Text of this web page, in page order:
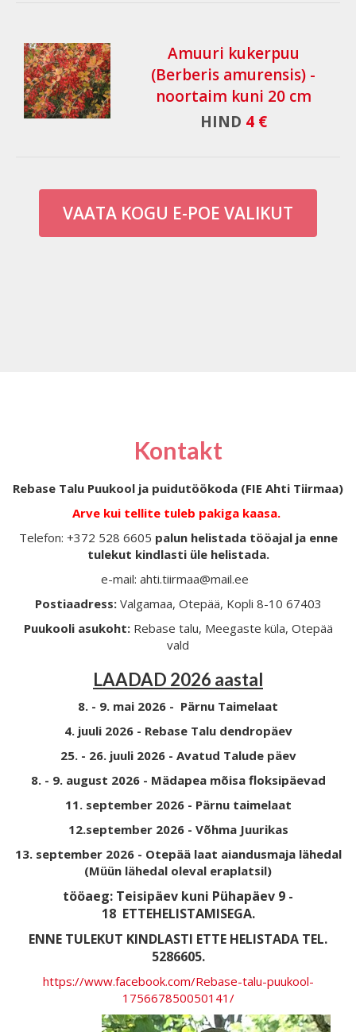
Amuuri kukerpuu
(Berberis amurensis) -
noortaim kuni 20 cm
HIND 4 €
VAATA KOGU E-POE VALIKUT
Kontakt
Rebase Talu Puukool ja puidutöökoda (FIE Ahti Tiirmaa)
Arve kui tellite tuleb pakiga kaasa.
Telefon: +372 528 6605 palun helistada tööajal ja enne
tulekut kindlasti üle helistada.
e-mail: ahti.tiirmaa@mail.ee
Postiaadress: Valgamaa, Otepää, Kopli 8-10 67403
Puukooli asukoht: Rebase talu, Meegaste küla, Otepää
vald
LAADAD 2026 aastal
8. - 9. mai 2026 - Pärnu Taimelaat
4. juuli 2026 - Rebase Talu dendropäev
25. - 26. juuli 2026 - Avatud Talude päev
8. - 9. august 2026 - Mädapea mõisa floksipäevad
11. september 2026 - Pärnu taimelaat
12.september 2026 - Võhma Juurikas
13. september 2026 - Otepää laat aiandusmaja lähedal
(Müün lähedal oleval eraplatsil)
tööaeg: Teisipäev kuni Pühapäev 9 -
18 ETTEHELISTAMISEGA.
ENNE TULEKUT KINDLASTI ETTE HELISTADA TEL.
5286605.
https://www.facebook.com/Rebase-talu-puukool-
175667850050141/